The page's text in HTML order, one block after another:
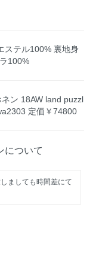
ステル100% 裏地身
100%
ン 18AW land puzzl
定価￥74800
について
ましても時間差にて